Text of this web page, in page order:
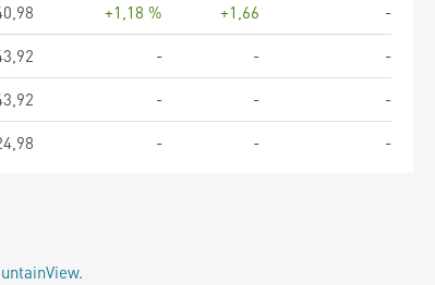
+1,18 % +1,66
-
- -
-
- -
-
- - -
.